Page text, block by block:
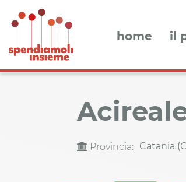
home il
Provincia: Catania